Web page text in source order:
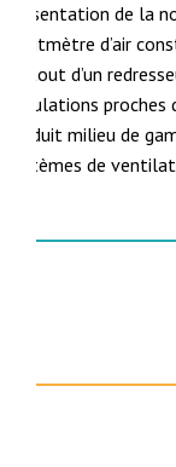
Présentation de la
débitmètre d’air
surtout d’un
simulations
produit milieu de
systèmes de